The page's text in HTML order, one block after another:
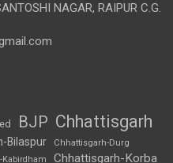
NAGAR, RAIPUR C.G.
BJP Chhattisgarh
Bilaspur Chhattisgarh-Durg
Kabirdham Chhattisgarh-Korba